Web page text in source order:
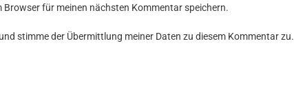
Browser für meinen nächsten Kommentar speichern.
stimme der Übermittlung meiner Daten zu diesem Kommentar zu.